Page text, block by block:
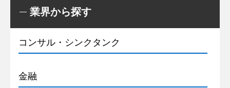
業界から探す
コンサル・シンクタンク
金融